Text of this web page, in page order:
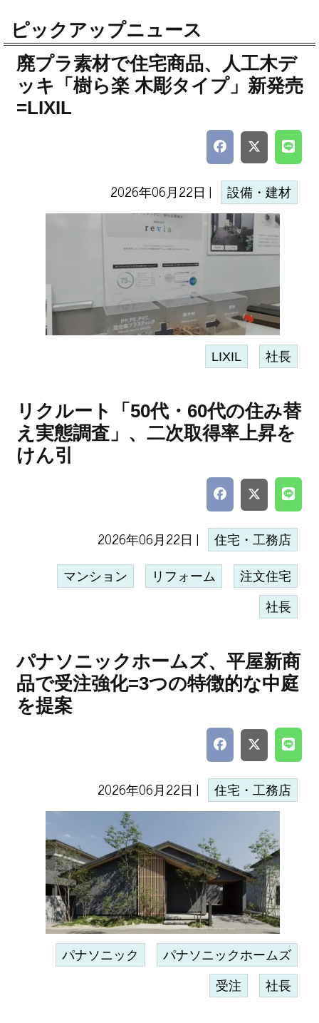
ピックアップニュース
廃プラ素材で住宅商品、人工木デ
ッキ「樹ら楽 木彫タイプ」新発売
=LIXIL
2026年06月22日 | 設備・建材
LIXIL 社長
リクルート「50代・60代の住み替
え実態調査」、二次取得率上昇を
けん引
2026年06月22日 | 住宅・工務店
マンション リフォーム 注文住宅
社長
パナソニックホームズ、平屋新商
品で受注強化=3つの特徴的な中庭
を提案
2026年06月22日 | 住宅・工務店
パナソニック パナソニックホームズ
受注 社長